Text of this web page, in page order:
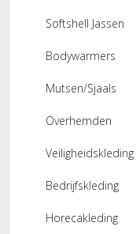
Softshell Jassen
Bodywarmers
Mutsen/Sjaals
Overhemden
Veiligheidskleding
Bedrijfskleding
Horecakleding